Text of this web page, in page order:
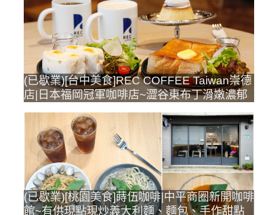
(已歇業)[台中美食]REC COFFEE Taiwan崇德
店|日本福岡冠軍咖啡店~澀谷東布丁滑嫩濃郁
(已歇業)[桃園美食]蒔伍咖啡|中平商圈新開咖啡
館~有供現點現炒義大利麵、麵包、手作甜點